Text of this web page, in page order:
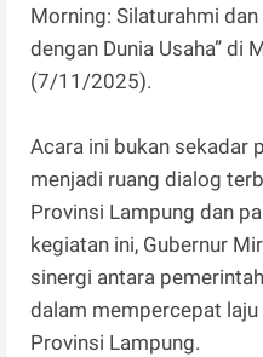
Morning: Silaturahmi
dengan Dunia Usaha” di
(7/11/2025).
Acara ini bukan sekadar
menjadi ruang dialog
Provinsi Lampung dan
kegiatan ini, Gubernur
sinergi antara
dalam mempercepat
Provinsi Lampung.